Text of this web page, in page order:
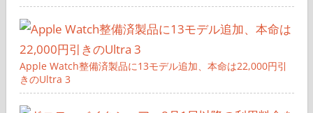
Apple Watch整備済製品に13モデル追加、本命は22,000円引
きのUltra 3